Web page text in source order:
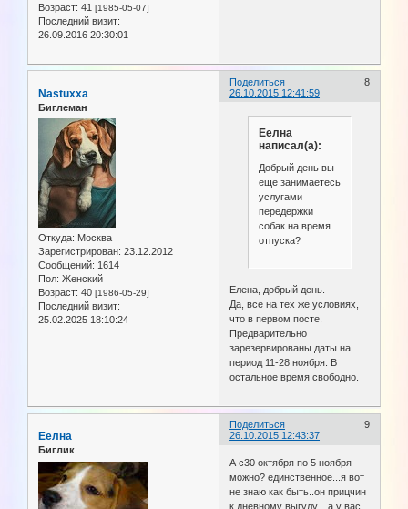
Возраст: 41 [1985-05-07]
Последний визит:
26.09.2016 20:30:01
Поделиться
8
26.10.2015 12:41:59
Nastuxxa
Биглеман
Откуда: Москва
Зарегистрирован: 23.12.2012
Сообщений: 1614
Пол: Женский
Возраст: 40 [1986-05-29]
Последний визит:
25.02.2025 18:10:24
Еелна
написал(а):
Добрый день вы
еще занимаетесь
услугами
передержки
собак на время
отпуска?
Елена, добрый день.
Да, все на тех же условиях,
что в первом посте.
Предварительно
зарезервированы даты на
период 11-28 ноября. В
остальное время свободно.
Поделиться
9
26.10.2015 12:43:37
Еелна
Биглик
А с30 октября по 5 ноября
можно? единственное...я вот
не знаю как быть..он прицчин
к дневному выгулу....а у вас